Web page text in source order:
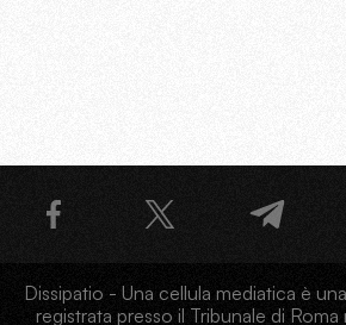
Dissipatio - Una cellula mediatica è
registrata presso il Tribunale di